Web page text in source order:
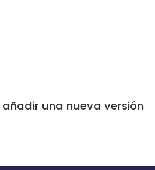
una nueva versión